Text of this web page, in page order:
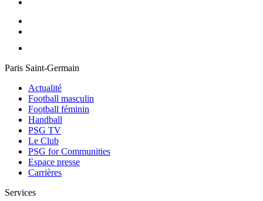
Paris Saint-Germain
Actualité
Football masculin
Football féminin
Handball
PSG TV
Le Club
PSG for Communities
Espace presse
Carrières
Services